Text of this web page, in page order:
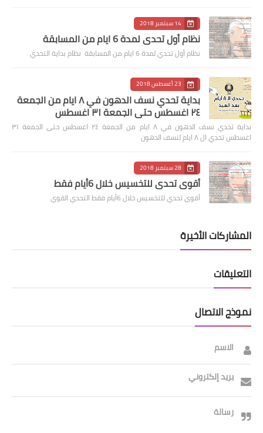
14 سبتمبر 2018
نظام أول تحدي لمدة 6 ايام من المسابقة
نظام أول تحدي لمدة 6 ايام من المسابقة نظام بداية التحدي
23 أغسطس 2018
بداية تحدي نسف الدهون في ٨ ايام من الجمعة
٢٤ اغسطس حتى الجمعة ٣١ اغسطس
بداية تحدي نسف الدهون في ٨ ايام من الجمعة ٢٤ اغسطس حتى الجمعة ٣١
اغسطس تحدي ال ٨ ايام لنسف الدهون
28 سبتمبر 2018
أقوى تحدي للتخسيس خلال 6أيام فقط
أقوى تحدي للتخسيس خلال 6أيام فقط التحدي القوي
المشاركات الأخيرة
التعليقات
نموذج الاتصال
الاسم
بريد إلكتروني
رسالة